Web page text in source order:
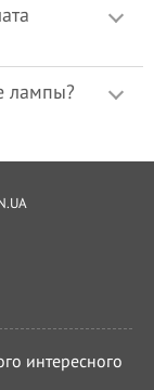
лампы?
интересного